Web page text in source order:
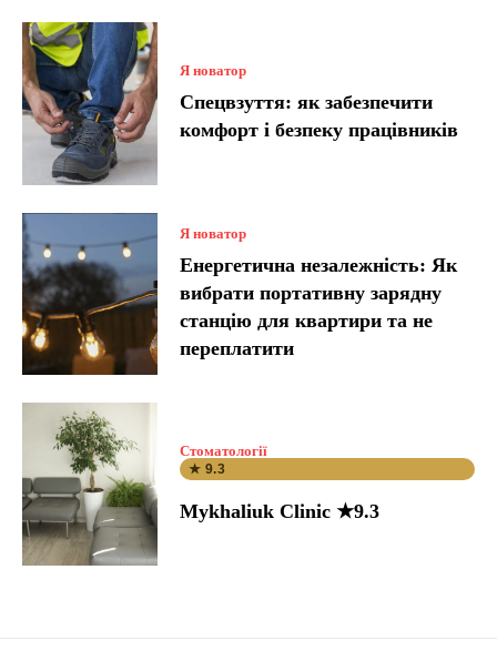
Я новатор
Спецвзуття: як забезпечити
комфорт і безпеку працівників
Я новатор
Енергетична незалежність: Як
вибрати портативну зарядну
станцію для квартири та не
переплатити
Стоматології
★ 9.3
Mykhaliuk Clinic ★9.3